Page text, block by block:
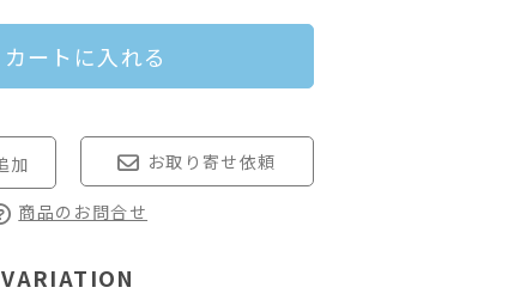
カートに入れる
お取り寄せ依頼
商品のお問合せ
VARIATION